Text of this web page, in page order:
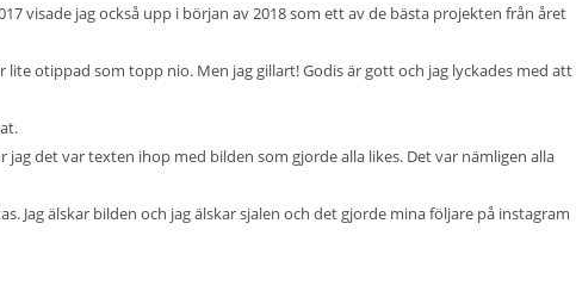
visade jag också upp i början av 2018 som ett av de bästa projekten från året
lite otippad som topp nio. Men jag gillart! Godis är gott och jag lyckades med att
det var texten ihop med bilden som gjorde alla likes. Det var nämligen alla
Jag älskar bilden och jag älskar sjalen och det gjorde mina följare på instagram